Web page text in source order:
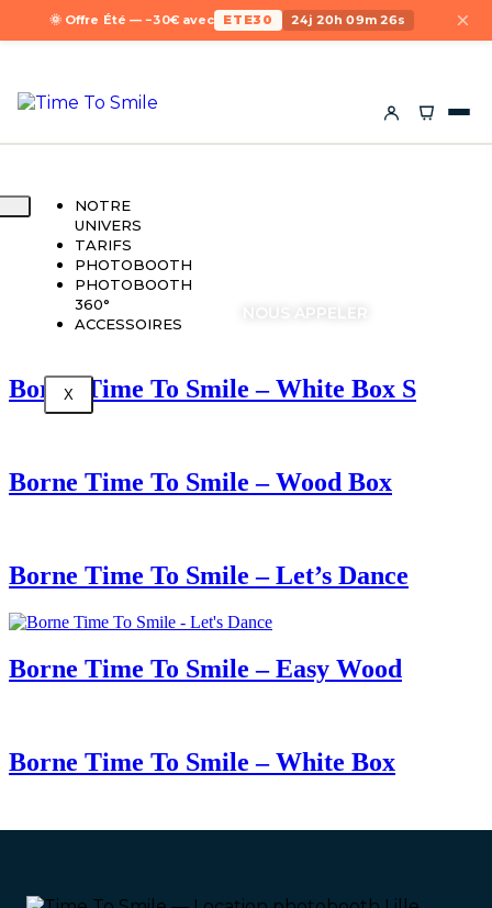
🌞 Offre Été — −30€ avec ETE30 24j 20h 09m 26s ×
NOTRE
UNIVERS
TARIFS
PHOTOBOOTH
PHOTOBOOTH
360°
ACCESSOIRES
X
DEMANDER UN DEVIS NOUS APPELER
Borne Time To Smile – White Box S
Borne Time To Smile – Wood Box
Borne Time To Smile – Let’s Dance
Borne Time To Smile – Easy Wood
Borne Time To Smile – White Box